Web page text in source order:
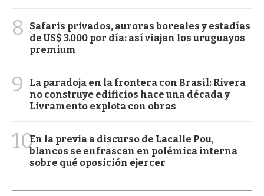
8
Safaris privados, auroras boreales y estadías
de US$ 3.000 por día: así viajan los uruguayos
premium
9
La paradoja en la frontera con Brasil: Rivera
no construye edificios hace una década y
Livramento explota con obras
10En la previa a discurso de Lacalle Pou,
blancos se enfrascan en polémica interna
sobre qué oposición ejercer